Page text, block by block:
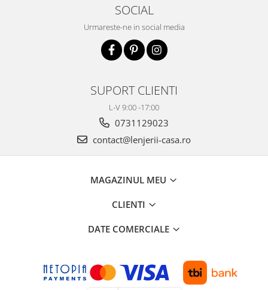
SOCIAL
Urmareste-ne in social media
SUPORT CLIENTI
L-V 9:00 -17:00
0731129023
contact@lenjerii-casa.ro
MAGAZINUL MEU
CLIENTI
DATE COMERCIALE